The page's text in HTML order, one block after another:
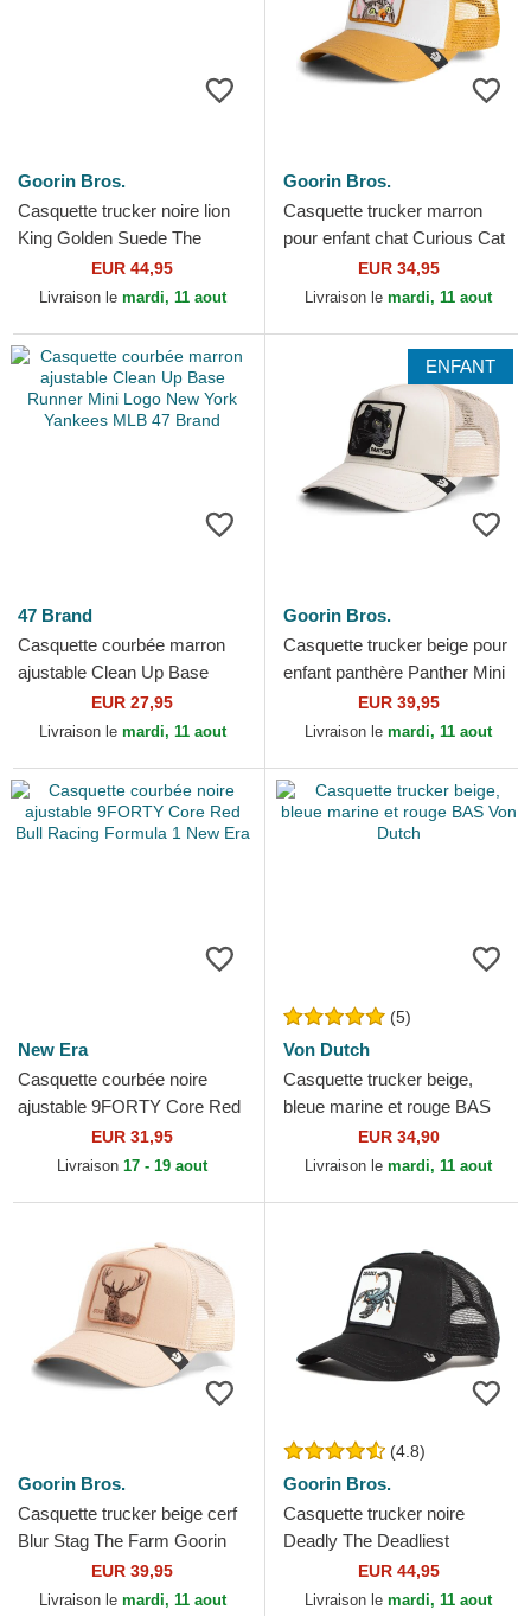
Goorin Bros.
Casquette trucker noire lion
King Golden Suede The
Farm Goorin Bros.
EUR 44,95
Livraison le mardi, 11 aout
Goorin Bros.
Casquette trucker marron
pour enfant chat Curious Cat
Mini The Farm Goorin Bros.
EUR 34,95
Livraison le mardi, 11 aout
47 Brand
Casquette courbée marron
ajustable Clean Up Base
Runner Mini Logo New York
Yankees MLB 47 Brand
EUR 27,95
Livraison le mardi, 11 aout
ENFANT
Goorin Bros.
Casquette trucker beige pour
enfant panthère Panther Mini
The Farm Goorin Bros.
EUR 39,95
Livraison le mardi, 11 aout
New Era
Casquette courbée noire
ajustable 9FORTY Core Red
Bull Racing Formula 1 New
EUR 31,95
Livraison 17 - 19 aout
(5)
Von Dutch
Casquette trucker beige,
bleue marine et rouge BAS
Von DutchEUR 34,90
Livraison le mardi, 11 aout
Goorin Bros.
Casquette trucker beige cerf
Blur Stag The Farm Goorin
EUR 39,95
Livraison le mardi, 11 aout
(4.8)
Goorin Bros.
Casquette trucker noire
Deadly The Deadliest
Scorpion The Farm Goorin
Bros.
EUR 44,95
Livraison le mardi, 11 aout